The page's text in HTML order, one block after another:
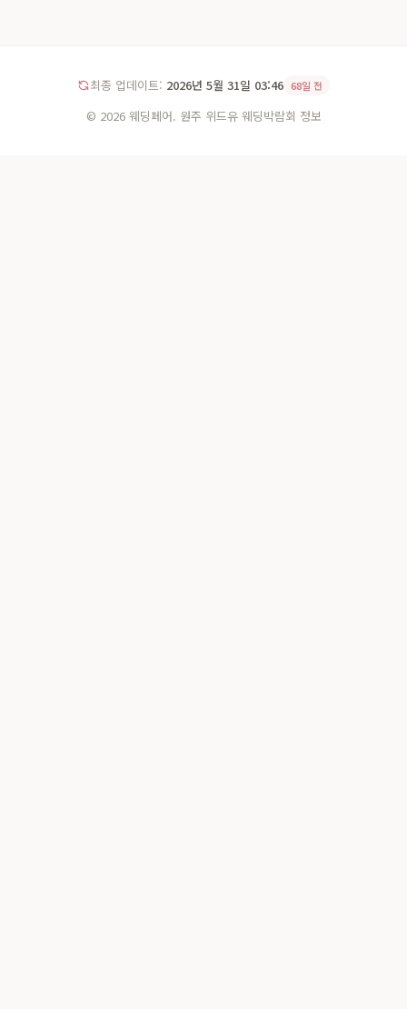
최종 업데이트: 2026년 5월 31일 03:46 68일 전
© 2026 웨딩페어. 원주 위드유 웨딩박람회 정보